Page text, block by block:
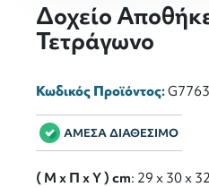
Δοχείο
Τετράγωνο
Κωδικός Προϊόντος:G7763
ΑΜΕΣΑ ΔΙΑΘΕΣΙΜΟ
( M x Π x Y ) cm: 29 x 30 x 32